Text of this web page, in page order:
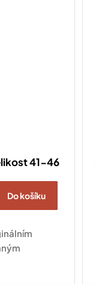
41-46
Do košíku